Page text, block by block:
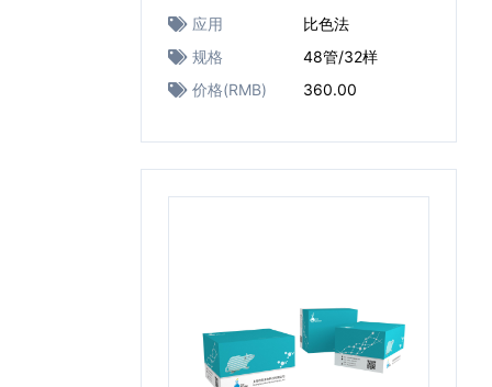
应用
比色法
规格
48管/32样
价格(RMB)
360.00